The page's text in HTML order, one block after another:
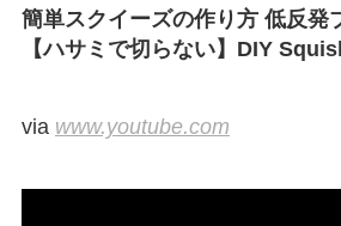
簡単スクイーズの作り方 低反発
【ハサミで切らない】DIY
via www.youtube.com